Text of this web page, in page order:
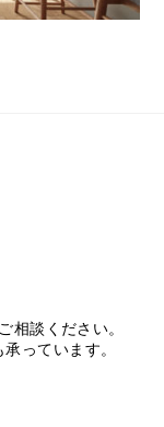
相談ください。
っています。